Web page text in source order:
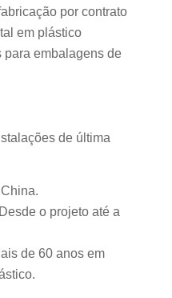
por contrato
em plástico
para embalagens de
de última
Desde o projeto até a
de 60 anos em